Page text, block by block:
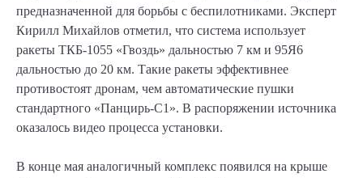
предназначенной для борьбы с беспилотниками. Эксперт
Кирилл Михайлов отметил, что система использует
ракеты ТКБ-1055 «Гвоздь» дальностью 7 км и 95Я6
дальностью до 20 км. Такие ракеты эффективнее
противостоят дронам, чем автоматические пушки
стандартного «Панцирь-С1». В распоряжении источника
оказалось видео процесса установки.
В конце мая аналогичный комплекс появился на крыше